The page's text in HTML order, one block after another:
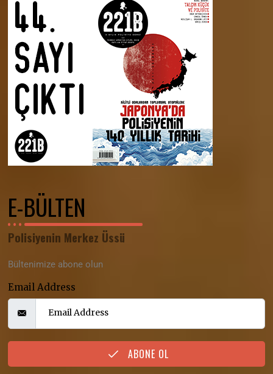
E-BÜLTEN
Polisiyenin Merkez Üssü
Bültenimize abone olun
Email Address
ABONE OL